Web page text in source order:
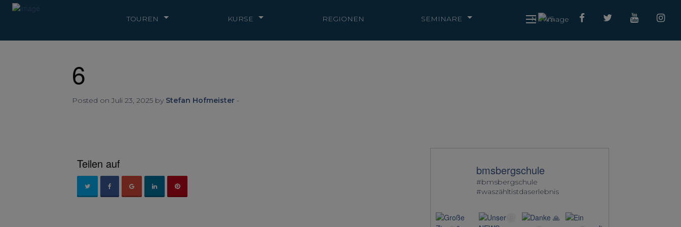
TOUREN KURSE REGIONEN SEMINARE NEWS
6
Posted on Juli 23, 2025 by Stefan Hofmeister -
Teilen auf bmsbergschule
#bmsbergschule
#waszähltistdaserlebnis